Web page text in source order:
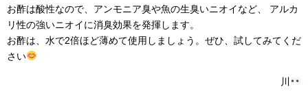
お酢は酸性なので、アンモニア臭や魚の生臭いニオイなど、 アルカ
リ性の強いニオイに消臭効果を発揮します。
お酢は、水で2倍ほど薄めて使用しましょう。ぜひ、試してみてくだ
さい
川